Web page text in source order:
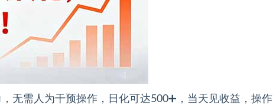
无需人为干预操作，日化可达500➕，当天见收益，操作